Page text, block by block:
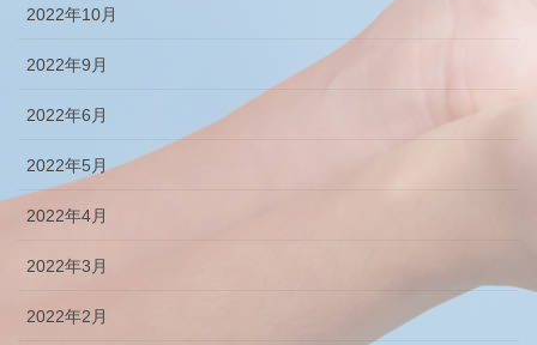
2022年10月
2022年9月
2022年6月
2022年5月
2022年4月
2022年3月
2022年2月